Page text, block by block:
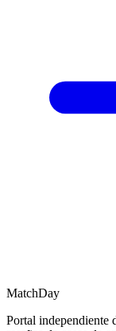
MatchDay
Portal independiente